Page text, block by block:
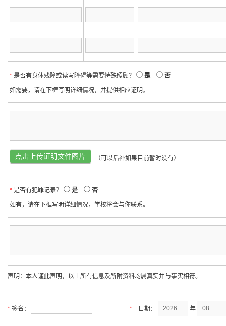
* 是否有身体残障或读写障碍等需要特殊照顾？ 是 否
如需要，请在下框写明详细情况，并提供相应证明。
点击上传证明文件图片 （可以后补如果目前暂时没有）
* 是否有犯罪记录？ 是 否
如有，请在下框写明详细情况，学校将会与你联系。
声明：本人谨此声明，以上所有信息及所附资料均属真实并与事实相符。
* 签名： * 日期： 年